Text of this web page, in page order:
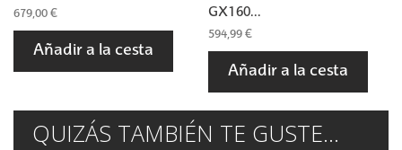
679,00 €
Añadir a la cesta
GX160...
594,99 €
Añadir a la cesta
QUIZÁS TAMBIÉN TE GUSTE...